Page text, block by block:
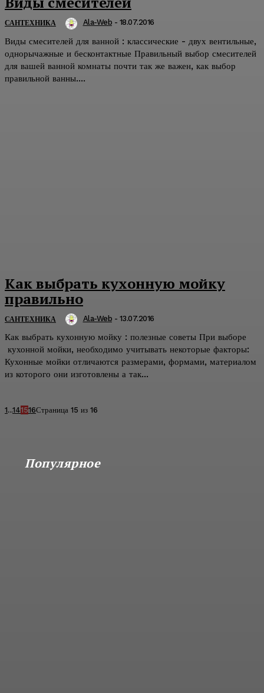
САНТЕХНИКА Ala-Web - 18.07.2016
Виды смесителей для ванной : классические - двух вентильные,
однорычажные и бесконтактные Правильный выбор смесителей
для вашей ванной комнаты почти так же важен, как выбор
правильной ванны....
Как выбрать кухонную мойку
правильно
САНТЕХНИКА Ala-Web - 13.07.2016
Как выбрать кухонную мойку : полезные советы При выборе
кухонной мойки, необходимо учитывать некоторые факторы:
Кухонные мойки отличаются размерами, формами, материалом
из которого они изготовлены а так...
1...141516Страница 15 из 16
Популярное